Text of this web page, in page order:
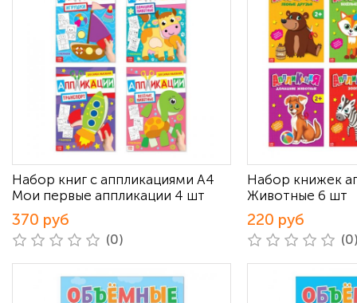
Набор книг с аппликациями А4
Мои первые аппликации 4 шт
370 руб
(0)
Набор книжек
Животные 6 шт
220 руб